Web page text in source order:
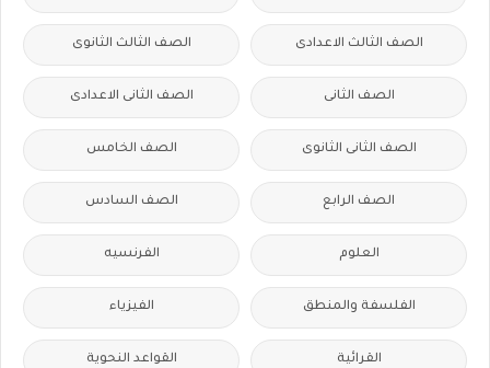
الصف الثالث الاعدادى الصف الثالث الثانوى
الصف الثانى الصف الثانى الاعدادى
الصف الثانى الثانوى الصف الخامس
الصف الرابع الصف السادس
العلوم الفرنسيه
الفلسفة والمنطق الفيزياء
القرائية القواعد النحوية